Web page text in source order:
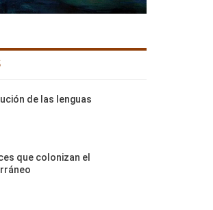
de las lenguas
que colonizan el